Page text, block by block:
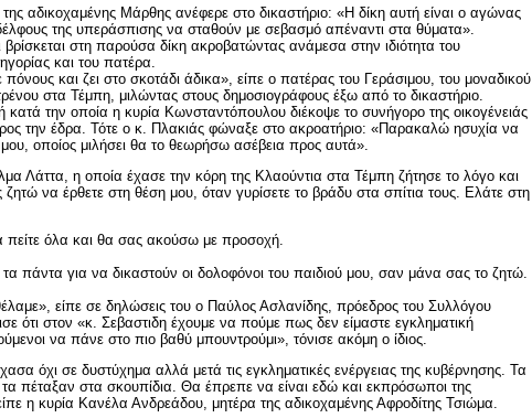
αδικοχαμένης Μάρθης ανέφερε στο δικαστήριο: «Η δίκη αυτή είναι ο αγώνας
της υπεράσπισης να σταθούν με σεβασμό απέναντι στα θύματα».
στη παρούσα δίκη ακροβατώντας ανάμεσα στην ιδιότητα του
και του πατέρα.
πόνους και ζει στο σκοτάδι άδικα», είπε ο πατέρας του Γεράσιμου, του μοναδικού
στα Τέμπη, μιλώντας στους δημοσιογράφους έξω από το δικαστήριο.
κατά την οποία η κυρία Κωνσταντόπουλου διέκοψε το συνήγορο της οικογένειάς
την έδρα. Τότε ο κ. Πλακιάς φώναξε στο ακροατήριο: «Παρακαλώ ησυχία να
οποίος μιλήσει θα το θεωρήσω ασέβεια προς αυτά».
Λάττα, η οποία έχασε την κόρη της Κλαούντια στα Τέμπη ζήτησε το λόγο και
να έρθετε στη θέση μου, όταν γυρίσετε το βράδυ στα σπίτια τους. Ελάτε στη
όλα και θα σας ακούσω με προσοχή.
πάντα για να δικαστούν οι δολοφόνοι του παιδιού μου, σαν μάνα σας το ζητώ.
είπε σε δηλώσεις του ο Παύλος Ασλανίδης, πρόεδρος του Συλλόγου
ότι στον «κ. Σεβαστιδη έχουμε να πούμε πως δεν είμαστε εγκληματική
να πάνε στο πιο βαθύ μπουντρούμι», τόνισε ακόμη ο ίδιος.
όχι σε δυστύχημα αλλά μετά τις εγκληματικές ενέργειας της κυβέρνησης. Τα
πέταξαν στα σκουπίδια. Θα έπρεπε να είναι εδώ και εκπρόσωποι της
η κυρία Κανέλα Ανδρεάδου, μητέρα της αδικοχαμένης Αφροδίτης Τσιώμα.